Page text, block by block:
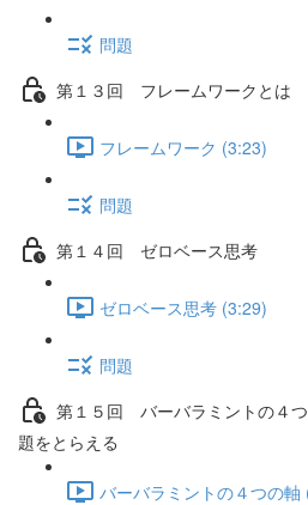
問題
第１３回 フレームワークとは
フレームワーク (3:23)
問題
第１４回 ゼロベース思考
ゼロベース思考 (3:29)
問題
第１５回 バーバラミントの４
題をとらえる
バーバラミントの４つの軸